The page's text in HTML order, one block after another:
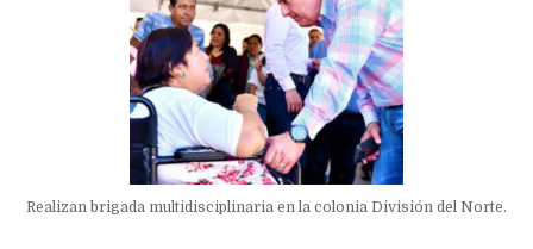
Realizan brigada multidisciplinaria en la colonia División del Norte.